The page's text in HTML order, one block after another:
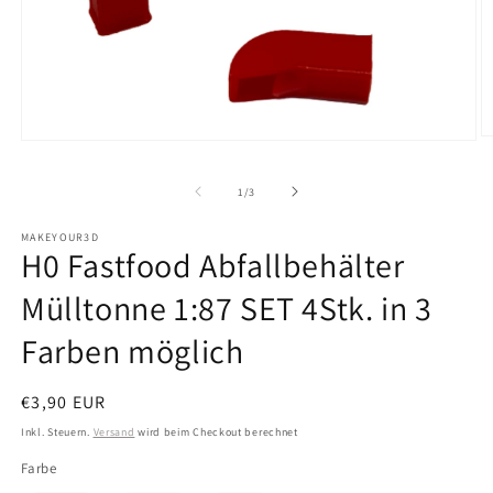
1 /von
3
MAKEYOUR3D
H0 Fastfood Abfallbehälter
Mülltonne 1:87 SET 4Stk. in 3
Farben möglich
Normaler
Preis
€3,90 EUR
Inkl. Steuern. Versand wird beim Checkout berechnet
Farbe